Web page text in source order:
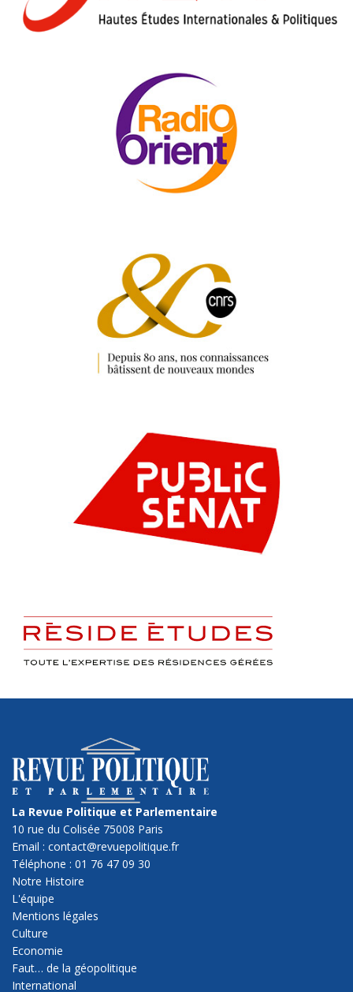
La Revue Politique et Parlementaire
10 rue du Colisée 75008 Paris
Email : contact@revuepolitique.fr
Téléphone : 01 76 47 09 30
Notre Histoire
L'équipe
Mentions légales
Culture
Economie
Faut… de la géopolitique
International